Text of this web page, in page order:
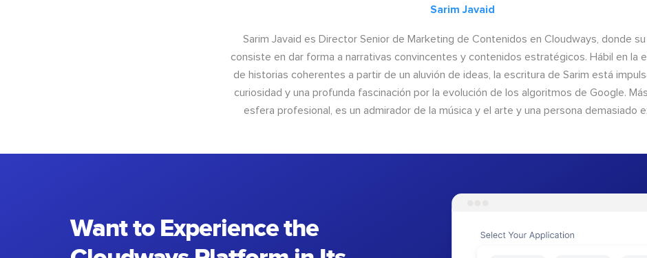
Sarim Javaid
Sarim Javaid es Director Senior de Marketing de Contenidos en Cloudways, donde
consiste en dar forma a narrativas convincentes y contenidos estratégicos. Hábil en la
de historias coherentes a partir de un aluvión de ideas, la escritura de Sarim está
curiosidad y una profunda fascinación por la evolución de los algoritmos de Google.
esfera profesional, es un admirador de la música y el arte y una persona demasiado
Want to Experience the